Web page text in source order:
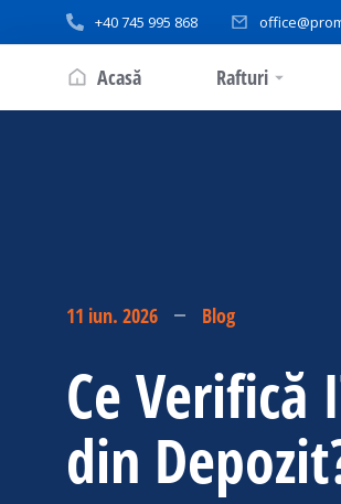
+40 745 995 868
Acasă Rafturi
11 iun. 2026 Blog
Ce
din